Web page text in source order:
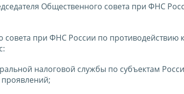
Общественного совета при ФНС
при ФНС России по противодействию
налоговой службы по субъектам